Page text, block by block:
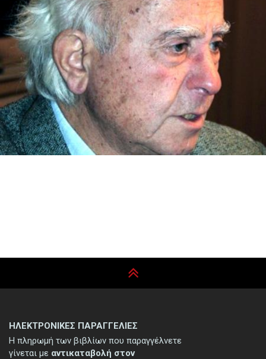
ΗΛΕΚΤΡΟΝΙΚΕΣ ΠΑΡΑΓΓΕΛΙΕΣ
Η πληρωμή των βιβλίων που παραγγέλνετε
γίνεται με αντικαταβολή στον